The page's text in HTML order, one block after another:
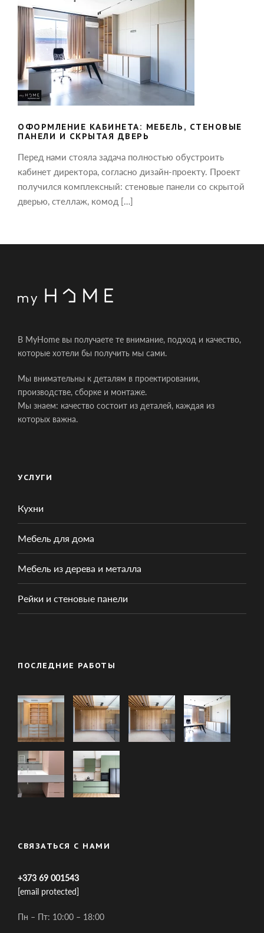
ОФОРМЛЕНИЕ КАБИНЕТА: МЕБЕЛЬ,
СТЕНОВЫЕ ПАНЕЛИ И СКРЫТАЯ
ОФОРМЛЕНИЕ КАБИНЕТА: МЕБЕЛЬ, СТЕНОВЫЕ
ПАНЕЛИ И СКРЫТАЯ ДВЕРЬ
Перед нами стояла задача полностью обустроить
кабинет директора, согласно дизайн-проекту. Проект
получился комплексный: стеновые панели со скрытой
дверью, стеллаж, комод […]
В MyHome вы получаете те внимание, подход и качество,
которые хотели бы получить мы сами.
Мы внимательны к деталям в проектировании,
производстве, сборке и монтаже.
Мы знаем: качество состоит из деталей, каждая из
которых важна.
УСЛУГИ
Кухни
Мебель для дома
Мебель из дерева и металла
Рейки и стеновые панели
ПОСЛЕДНИЕ РАБОТЫ
СВЯЗАТЬСЯ С НАМИ
+373 69 001543
[email protected]
Пн – Пт: 10:00 – 18:00